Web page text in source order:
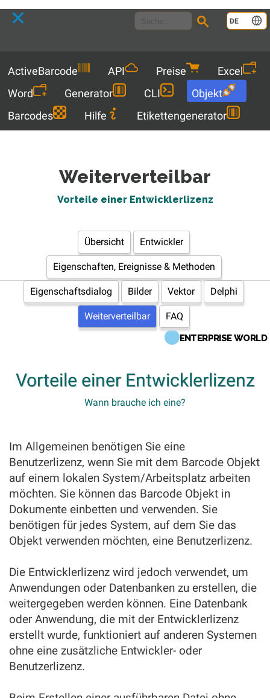
DE
ActiveBarcode API Preise
Excel
Word
Generator CLI
Objekt
Barcodes
Hilfe Etikettengenerator
Weiterverteilbar
Vorteile einer Entwicklerlizenz
Übersicht Entwickler
Eigenschaften, Ereignisse & Methoden
Eigenschaftsdialog Bilder Vektor Delphi
Weiterverteilbar FAQ
ENTERPRISE WORLD
Vorteile einer Entwicklerlizenz
Wann brauche ich eine?
Im Allgemeinen benötigen Sie eine
Benutzerlizenz, wenn Sie mit dem Barcode Objekt
auf einem lokalen System/Arbeitsplatz arbeiten
möchten. Sie können das Barcode Objekt in
Dokumente einbetten und verwenden. Sie
benötigen für jedes System, auf dem Sie das
Objekt verwenden möchten, eine Benutzerlizenz.
Die Entwicklerlizenz wird jedoch verwendet, um
Anwendungen oder Datenbanken zu erstellen, die
weitergegeben werden können. Eine Datenbank
oder Anwendung, die mit der Entwicklerlizenz
erstellt wurde, funktioniert auf anderen Systemen
ohne eine zusätzliche Entwickler- oder
Benutzerlizenz.